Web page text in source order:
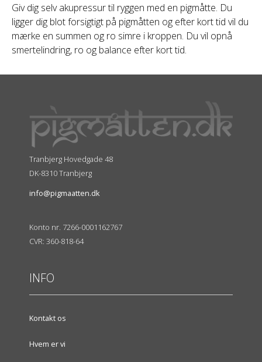
Giv dig selv akupressur til ryggen med en pigmåtte. Du
ligger dig blot forsigtigt på pigmåtten og efter kort tid vil du
mærke en summen og ro simre i kroppen. Du vil opnå
smertelindring, ro og balance efter kort tid.
Tranbjerg Hovedgade 48
DK-8310 Tranbjerg
info@pigmaatten.dk
Konto nr. 7266-0001162767
CVR: 360-818-64
INFO
Kontakt os
Hvem er vi